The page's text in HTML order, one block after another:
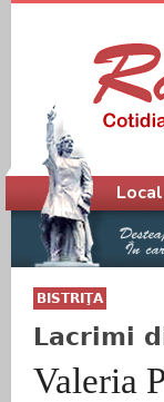
BISTRIŢA
Lacrimi
Valeria
Meniu
Local